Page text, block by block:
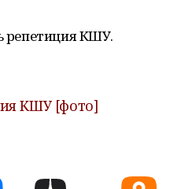
репетиция КШУ.
КШУ [фото]